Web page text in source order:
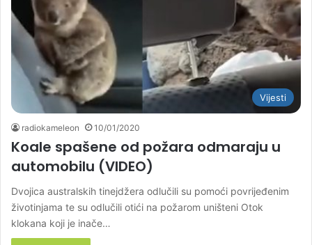
Vijesti
radiokameleon 10/01/2020
Koale spašene od požara odmaraju u
automobilu (VIDEO)
Dvojica australskih tinejdžera odlučili su pomoći povrijeđenim
životinjama te su odlučili otići na požarom uništeni Otok
klokana koji je inače…